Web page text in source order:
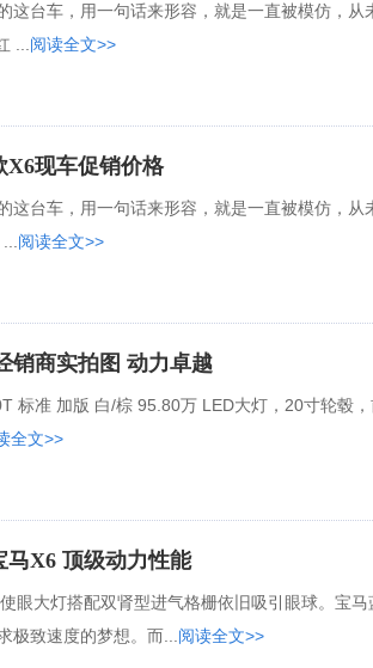
这台车，用一句话来形容，就是一直被模仿，
... 阅读全文>>
X6现车促销价格
这台车，用一句话来形容，就是一直被模仿，
阅读全文>>
销商实拍图 动力卓越
标准 加版 白/棕 95.80万 LED大灯，20寸轮毂
全文>>
马X6 顶级动力性能
眼大灯搭配双肾型进气格栅依旧吸引眼球。宝
极致速度的梦想。而... 阅读全文>>